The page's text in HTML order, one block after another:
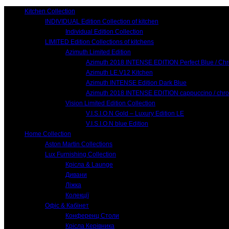
Kitchen Collection
INDIVIDUAL Edition Collection of kitchen
Individual Edition Collection
LIMITED Edition Collections of kitchens
Azimuth Limited Edition
Azimuth 2018 INTENSE EDITION Perfect Blue /
Azimuth LE.V12 Kitchen
Azimuth INTENSE Edition Dark Blue
Azimuth 2018 INTENSE EDITION cappuccino /
Vision Limited Edition Collection
V.I.S.I.O.N Gold – Luxury Edition LE
V.I.S.I.O.N blue Edition
Home Collection
Aston Martin Collections
Lux Furnishing Collection
Крісла & Launge
Дивани
Ліжка
Колекції
Офіс & Кабінет
Конференц Столи
Крісла Керівника